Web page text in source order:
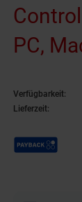
PC,
Verfügbarkeit:
Lieferzeit:
Payback Punkte